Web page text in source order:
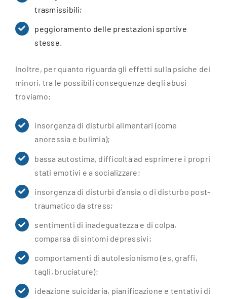
trasmissibili;
peggioramento delle prestazioni sportive
stesse.
Inoltre, per quanto riguarda gli effetti sulla psiche dei
minori, tra le possibili conseguenze degli abusi
troviamo:
insorgenza di disturbi alimentari (come
anoressia e bulimia);
bassa autostima, difficoltà ad esprimere i propri
stati emotivi e a socializzare;
insorgenza di disturbi d’ansia o di disturbo post-
traumatico da stress;
sentimenti di inadeguatezza e di colpa,
comparsa di sintomi depressivi;
comportamenti di autolesionismo (es. graffi,
tagli, bruciature);
ideazione suicidaria, pianificazione e tentativi di